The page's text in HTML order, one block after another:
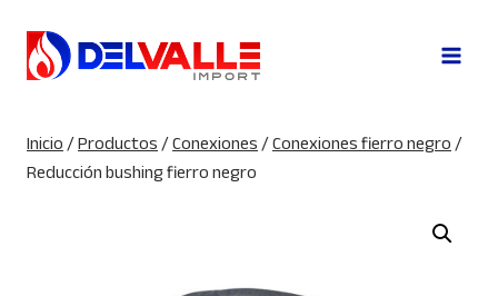
contenido
Inicio/Productos/Conexiones/Conexiones fierro negro/
Reducción bushing fierro negro